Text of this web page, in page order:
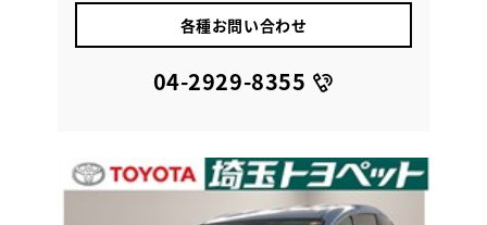
各種お問い合わせ
04-2929-8355